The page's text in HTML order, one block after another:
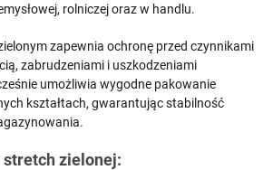
rolniczej oraz w handlu.
zapewnia ochronę przed czynnikami
zabrudzeniami i uszkodzeniami
umożliwia wygodne pakowanie
kształtach, gwarantując stabilność
zielonej: